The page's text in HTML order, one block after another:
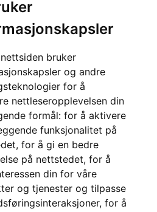
bruker
og andre
for å
nettleseropplevelsen din
formål: for å aktivere
funksjonalitet på
, for å gi en bedre
på nettstedet, for å
din for våre
og tjenester og tilpasse
, for å
– hva,
og når?
newsletter